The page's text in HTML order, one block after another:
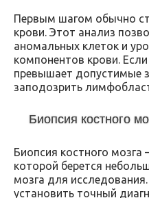
Первым шагом обычно
крови. Этот анализ
аномальных клеток и
компонентов крови.
превышает допустимые
заподозрить
Биопсия костного
Биопсия костного
которой берется
мозга для
установить точный